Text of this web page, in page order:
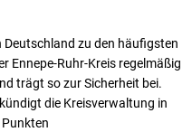
zu den häufigsten
Ennepe-Ruhr-Kreis regelmäßig
trägt so zur Sicherheit bei.
die Kreisverwaltung in